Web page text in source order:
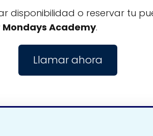
disponibilidad o reservar tu
Mondays Academy.
Llamar ahora